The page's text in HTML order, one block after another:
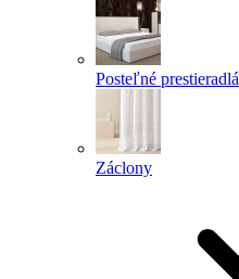
Posteľné prestieradlá
Záclony